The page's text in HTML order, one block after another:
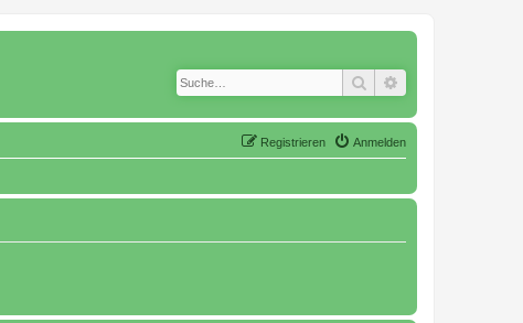
Suche
Anmelden
Registrieren